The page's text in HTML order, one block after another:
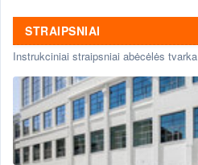
STRAIPSNIAI
Instrukciniai straipsniai abėcėlės tvarka